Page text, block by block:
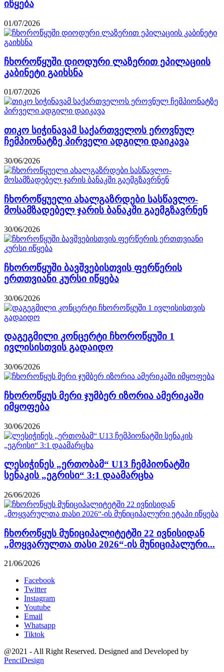
იწყება
01/07/2026
ჩხოროწყუში დიოდური ლაზერით ეპილაციის
კაბინეტი გაიხსნა
01/07/2026
თიკო სიჭინავამ საქართველოს ეროვნულ
ჩემპიონატზე პირველი ადგილი დაიკავა
30/06/2026
ჩხოროწყუელი ახალგაზრდები სასწავლო-
მოსამზადებელ ჯარის ბანაკში გაემგზავრნენ
30/06/2026
ჩხოროწყუში ბავშვებისთვის ფერწერის
ერთთვიანი კურსი იწყება
30/06/2026
დაგეგმილი კონცერტი ჩხოროწყუში 1
ივლისისთვის გადაიდო
30/06/2026
ჩხოროწყუს მერი ჯუმბერ იზორია ამერიკაში
იმყოფება
30/06/2026
ლესიჭინეს „ერთობამ“ U13 ჩემპიონატში
სენაკის „ეგრისი“ 3:1 დაამარცხა
26/06/2026
ჩხოროწყუს მუნიციპალიტეტში 22 ივნისიდან
„მოყვარულთა თასი 2026“-ის მუნიციპალური...
21/06/2026
Facebook
Twitter
Instagram
Youtube
Email
Whatsapp
Tiktok
@2021 - All Right Reserved. Designed and Developed by
PenciDesign